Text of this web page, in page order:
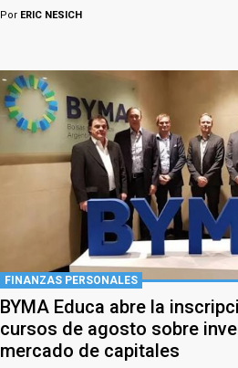
Por ERIC NESICH
FINANZAS PERSONALES
BYMA Educa abre la
cursos de agosto sobre
mercado de capitales